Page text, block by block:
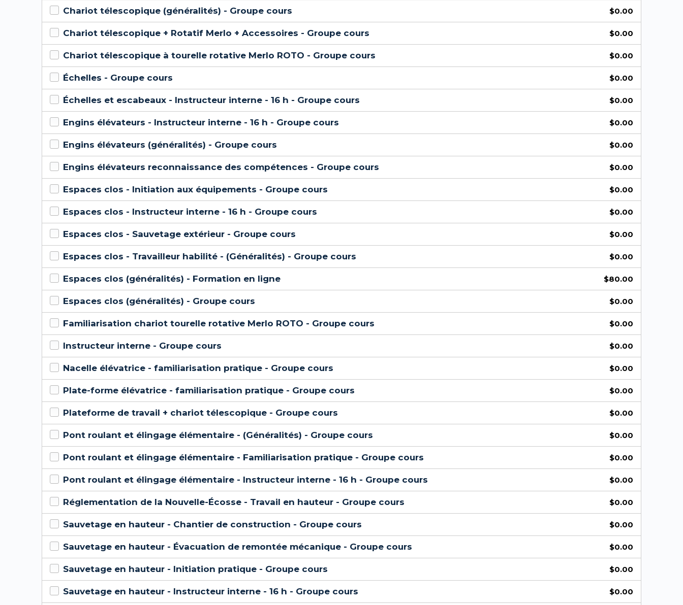
Chariot télescopique (généralités) - Groupe cours $0.00
Chariot télescopique + Rotatif Merlo + Accessoires - Groupe cours $0.00
Chariot télescopique à tourelle rotative Merlo ROTO - Groupe cours $0.00
Échelles - Groupe cours $0.00
Échelles et escabeaux - Instructeur interne - 16 h - Groupe cours $0.00
Engins élévateurs - Instructeur interne - 16 h - Groupe cours $0.00
Engins élévateurs (généralités) - Groupe cours $0.00
Engins élévateurs reconnaissance des compétences - Groupe cours $0.00
Espaces clos - Initiation aux équipements - Groupe cours $0.00
Espaces clos - Instructeur interne - 16 h - Groupe cours $0.00
Espaces clos - Sauvetage extérieur - Groupe cours $0.00
Espaces clos - Travailleur habilité - (Généralités) - Groupe cours $0.00
Espaces clos (généralités) - Formation en ligne $80.00
Espaces clos (généralités) - Groupe cours $0.00
Familiarisation chariot tourelle rotative Merlo ROTO - Groupe cours $0.00
Instructeur interne - Groupe cours $0.00
Nacelle élévatrice - familiarisation pratique - Groupe cours $0.00
Plate-forme élévatrice - familiarisation pratique - Groupe cours $0.00
Plateforme de travail + chariot télescopique - Groupe cours $0.00
Pont roulant et élingage élémentaire - (Généralités) - Groupe cours $0.00
Pont roulant et élingage élémentaire - Familiarisation pratique - Groupe cours $0.00
Pont roulant et élingage élémentaire - Instructeur interne - 16 h - Groupe cours $0.00
Réglementation de la Nouvelle-Écosse - Travail en hauteur - Groupe cours $0.00
Sauvetage en hauteur - Chantier de construction - Groupe cours $0.00
Sauvetage en hauteur - Évacuation de remontée mécanique - Groupe cours $0.00
Sauvetage en hauteur - Initiation pratique - Groupe cours $0.00
Sauvetage en hauteur - Instructeur interne - 16 h - Groupe cours $0.00